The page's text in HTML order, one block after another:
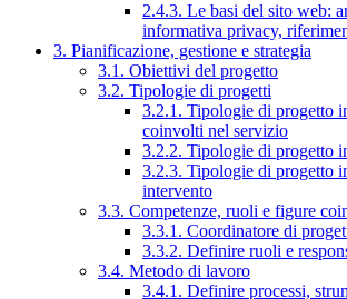
2.4.3. Le basi del sito web:
informativa privacy,
3. Pianificazione, gestione e strategia
3.1. Obiettivi del progetto
3.2. Tipologie di progetti
3.2.1. Tipologie di progetto
coinvolti nel servizio
3.2.2. Tipologie di progetto
3.2.3. Tipologie di progetto
intervento
3.3. Competenze, ruoli e figure
3.3.1. Coordinatore di
3.3.2. Definire ruoli e
3.4. Metodo di lavoro
3.4.1. Definire processi,